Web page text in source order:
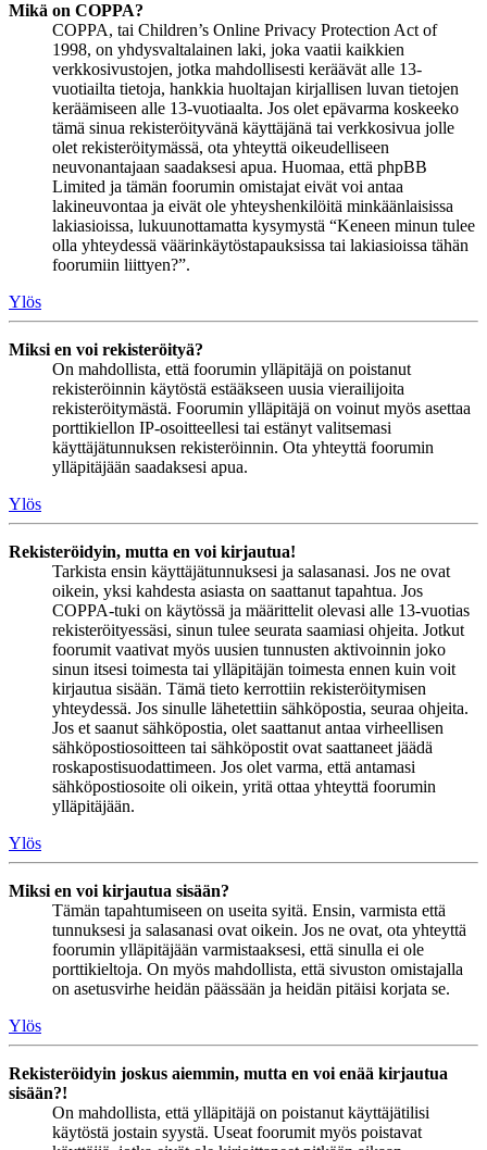
Mikä on COPPA?
COPPA, tai Children’s Online Privacy Protection Act of
1998, on yhdysvaltalainen laki, joka vaatii kaikkien
verkkosivustojen, jotka mahdollisesti keräävät alle 13-
vuotiailta tietoja, hankkia huoltajan kirjallisen luvan tietojen
keräämiseen alle 13-vuotiaalta. Jos olet epävarma koskeeko
tämä sinua rekisteröityvänä käyttäjänä tai verkkosivua jolle
olet rekisteröitymässä, ota yhteyttä oikeudelliseen
neuvonantajaan saadaksesi apua. Huomaa, että phpBB
Limited ja tämän foorumin omistajat eivät voi antaa
lakineuvontaa ja eivät ole yhteyshenkilöitä minkäänlaisissa
lakiasioissa, lukuunottamatta kysymystä “Keneen minun tulee
olla yhteydessä väärinkäytöstapauksissa tai lakiasioissa tähän
foorumiin liittyen?”.
Ylös
Miksi en voi rekisteröityä?
On mahdollista, että foorumin ylläpitäjä on poistanut
rekisteröinnin käytöstä estääkseen uusia vierailijoita
rekisteröitymästä. Foorumin ylläpitäjä on voinut myös asettaa
porttikiellon IP-osoitteellesi tai estänyt valitsemasi
käyttäjätunnuksen rekisteröinnin. Ota yhteyttä foorumin
ylläpitäjään saadaksesi apua.
Ylös
Rekisteröidyin, mutta en voi kirjautua!
Tarkista ensin käyttäjätunnuksesi ja salasanasi. Jos ne ovat
oikein, yksi kahdesta asiasta on saattanut tapahtua. Jos
COPPA-tuki on käytössä ja määrittelit olevasi alle 13-vuotias
rekisteröityessäsi, sinun tulee seurata saamiasi ohjeita. Jotkut
foorumit vaativat myös uusien tunnusten aktivoinnin joko
sinun itsesi toimesta tai ylläpitäjän toimesta ennen kuin voit
kirjautua sisään. Tämä tieto kerrottiin rekisteröitymisen
yhteydessä. Jos sinulle lähetettiin sähköpostia, seuraa ohjeita.
Jos et saanut sähköpostia, olet saattanut antaa virheellisen
sähköpostiosoitteen tai sähköpostit ovat saattaneet jäädä
roskapostisuodattimeen. Jos olet varma, että antamasi
sähköpostiosoite oli oikein, yritä ottaa yhteyttä foorumin
ylläpitäjään.
Ylös
Miksi en voi kirjautua sisään?
Tämän tapahtumiseen on useita syitä. Ensin, varmista että
tunnuksesi ja salasanasi ovat oikein. Jos ne ovat, ota yhteyttä
foorumin ylläpitäjään varmistaaksesi, että sinulla ei ole
porttikieltoja. On myös mahdollista, että sivuston omistajalla
on asetusvirhe heidän päässään ja heidän pitäisi korjata se.
Ylös
Rekisteröidyin joskus aiemmin, mutta en voi enää kirjautua
sisään?!
On mahdollista, että ylläpitäjä on poistanut käyttäjätilisi
käytöstä jostain syystä. Useat foorumit myös poistavat